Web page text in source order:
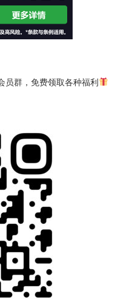
员群，免费领取各种福利